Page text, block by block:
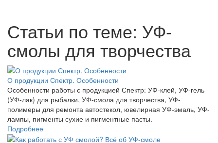
Статьи по теме: УФ-
смолы для творчества
О продукции Спектр. Особенности
Особенности работы с продукцией Спектр: УФ-клей, УФ-гель
(УФ-лак) для рыбалки, УФ-смола для творчества, УФ-
полимеры для ремонта автостекол, ювелирная УФ-эмаль, УФ-
лампы, пигменты сухие и пигментные пасты.
Подробнее